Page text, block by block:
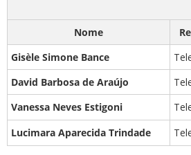
Nome
Gisèle Simone Bance
David Barbosa de Araújo
Vanessa Neves Estigoni
Lucimara Aparecida Trindade